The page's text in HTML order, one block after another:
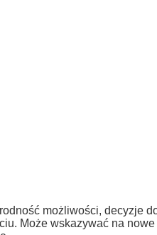
możliwości, decyzje
Może wskazywać na nowe